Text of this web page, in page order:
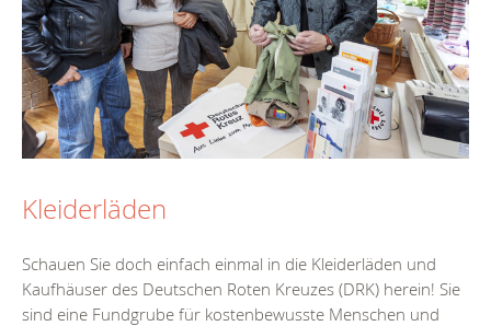
Kleiderläden
Schauen Sie doch einfach einmal in die Kleiderläden und
Kaufhäuser des Deutschen Roten Kreuzes (DRK) herein! Sie
sind eine Fundgrube für kostenbewusste Menschen und